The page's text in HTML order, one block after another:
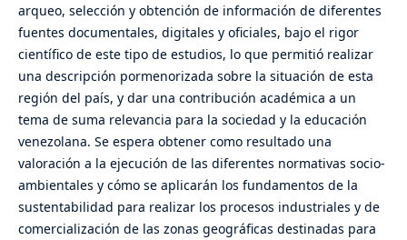
arqueo, selección y obtención de información de diferentes
fuentes documentales, digitales y oficiales, bajo el rigor
científico de este tipo de estudios, lo que permitió realizar
una descripción pormenorizada sobre la situación de esta
región del país, y dar una contribución académica a un
tema de suma relevancia para la sociedad y la educación
venezolana. Se espera obtener como resultado una
valoración a la ejecución de las diferentes normativas socio-
ambientales y cómo se aplicarán los fundamentos de la
sustentabilidad para realizar los procesos industriales y de
comercialización de las zonas geográficas destinadas para